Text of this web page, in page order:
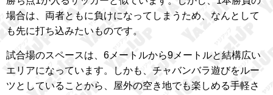
場合は、両者ともに負けになってしまうため、なんとして
も先に打ち込みたいものです。
試合場のスペースは、6メートルから9メートルと結構広い
エリアになっています。しかも、チャバンバラ遊びをルー
ツとしていることから、屋外の空き地でも楽しめる手軽さ